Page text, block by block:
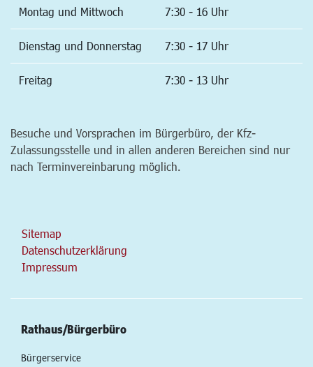
Montag und Mittwoch 7:30 - 16 Uhr
Dienstag und Donnerstag 7:30 - 17 Uhr
Freitag 7:30 - 13 Uhr
Besuche und Vorsprachen im Bürgerbüro, der Kfz-
Zulassungsstelle und in allen anderen Bereichen sind nur
nach Terminvereinbarung möglich.
Sitemap
Datenschutzerklärung
Impressum
Rathaus/Bürgerbüro
Bürgerservice